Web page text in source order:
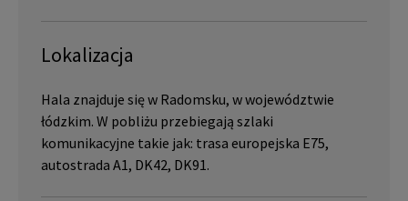
Lokalizacja
Hala znajduje się w Radomsku, w województwie
łódzkim. W pobliżu przebiegają szlaki
komunikacyjne takie jak: trasa europejska E75,
autostrada A1, DK42, DK91.